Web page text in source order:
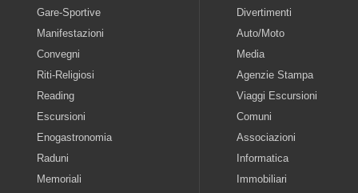
Gare-Sportive
Manifestazioni
Convegni
Riti-Religiosi
Reading
Escursioni
Enogastronomia
Raduni
Memoriali
Divertimenti
Auto/Moto
Media
Agenzie Stampa
Viaggi Escursioni
Comuni
Associazioni
Informatica
Immobiliari